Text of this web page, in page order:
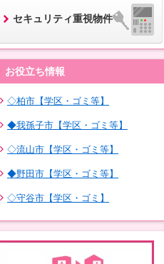
セキュリティ重視物件
お役立ち情報
◇柏市【学区・ゴミ等】
◆我孫子市【学区・ゴミ等】
◇流山市【学区・ゴミ等】
◆野田市【学区・ゴミ等】
◇守谷市【学区・ゴミ】